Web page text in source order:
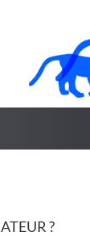
?